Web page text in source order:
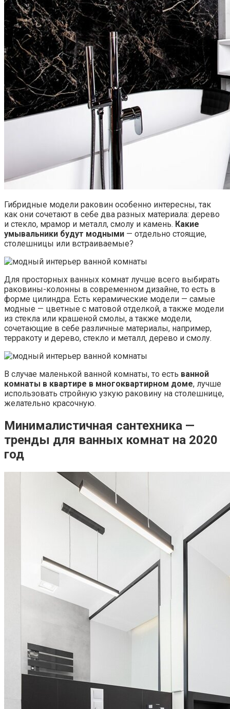
Гибридные модели раковин особенно интересны, так
как они сочетают в себе два разных материала: дерево
и стекло, мрамор и металл, смолу и камень. Какие
умывальники будут модными — отдельно стоящие,
столешницы или встраиваемые?
Для просторных ванных комнат лучше всего выбирать
раковины-колонны в современном дизайне, то есть в
форме цилиндра. Есть керамические модели — самые
модные — цветные с матовой отделкой, а также модели
из стекла или крашеной смолы, а также модели,
сочетающие в себе различные материалы, например,
терракоту и дерево, стекло и металл, дерево и смолу.
В случае маленькой ванной комнаты, то есть ванной
комнаты в квартире в многоквартирном доме, лучше
использовать стройную узкую раковину на столешнице,
желательно красочную.
Минималистичная сантехника —
тренды для ванных комнат на 2020
год